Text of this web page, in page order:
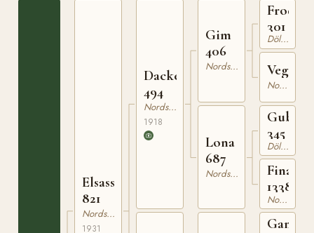
Elsass
821
Nordsvensk Brukshäst
1931
Dacke
494
Nordsvensk Brukshäst
1918
Gim
406
Nordsvensk Brukshäst
Lona
687
Nordsvensk Brukshäst
Frode
301
Dölehäst
Vega
Nordsvensk Brukshäst
Gubben
345
Dölehäst
Fina
1338
Nordsvensk Brukshäst
Gange